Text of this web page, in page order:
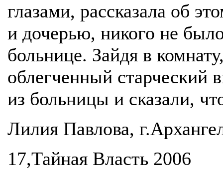
глазами, рассказала об
и дочерью, никого не
больнице. Зайдя в
облегченный старческий
из больницы и сказали,
Лилия Павлова,
17,Тайная Власть 2006